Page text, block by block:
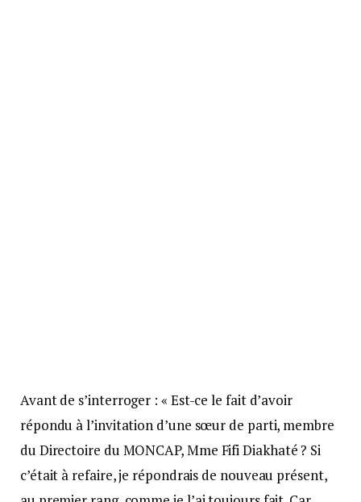
Avant de s’interroger : « Est-ce le fait d’avoir
répondu à l’invitation d’une sœur de parti, membre
du Directoire du MONCAP, Mme Fifi Diakhaté ? Si
c’était à refaire, je répondrais de nouveau présent,